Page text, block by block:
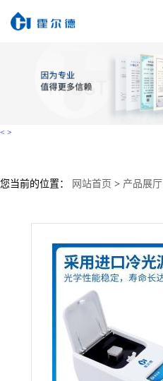
< >
您当前的位置： 网站首页 > 产品展厅